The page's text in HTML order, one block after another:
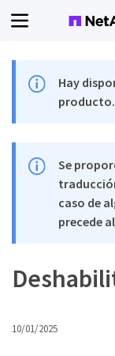
Hay
producto.
Se
caso de
precede
10/01/2025